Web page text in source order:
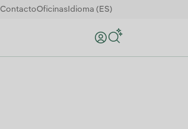
ContactoOficinas Idioma (ES)
Buscar